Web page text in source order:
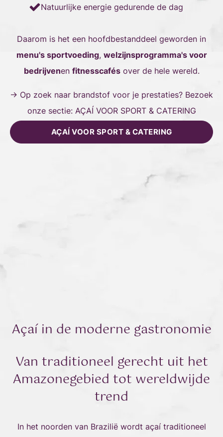
Natuurlijke energie gedurende de dag
Daarom is het een hoofdbestanddeel geworden in
menu's sportvoeding, welzijnsprogramma's voor
bedrijvenen fitnesscafésover de hele wereld.
→ Op zoek naar brandstof voor je prestaties? Bezoek
onze sectie: AÇAÍ VOOR SPORT & CATERING
AÇAÍ VOOR SPORT & CATERING
Açaí in de moderne gastronomie
Van traditioneel gerecht uit het
Amazonegebied tot wereldwijde
trend
In het noorden van Brazilië wordt açaí traditioneel